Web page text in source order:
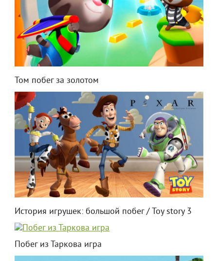
Том побег за золотом
История игрушек: большой побег / Toy story 3
Побег из Таркова игра